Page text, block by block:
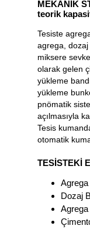
MEKANİK
teorik
Tesiste
agrega, dozaj
miksere
olarak gelen
yükleme
yükleme
pnömatik
açılmasıyla
Tesis
otomatik
TESİSTEKİ
Dozaj
Agrega